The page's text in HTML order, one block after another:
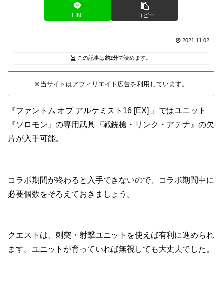
LINE コピー
2021.11.02
この記事は約2分で読めます。
※当サイトはアフィリエイト広告を利用しています。
『ファントム オブ アルケミスト16 [EX] 』ではユニット
『ソロモン』の専用武具『戦銃槍・リンク・アテナ』の欠
片が入手可能。
コラボ期間が終わると入手できないので、コラボ期間中に
必要個数をそろえておきましょう。
クエストは、刺突・射撃ユニットを使えば有利に進められ
ます。ユニットが育っていれば無視しても大丈夫でした。